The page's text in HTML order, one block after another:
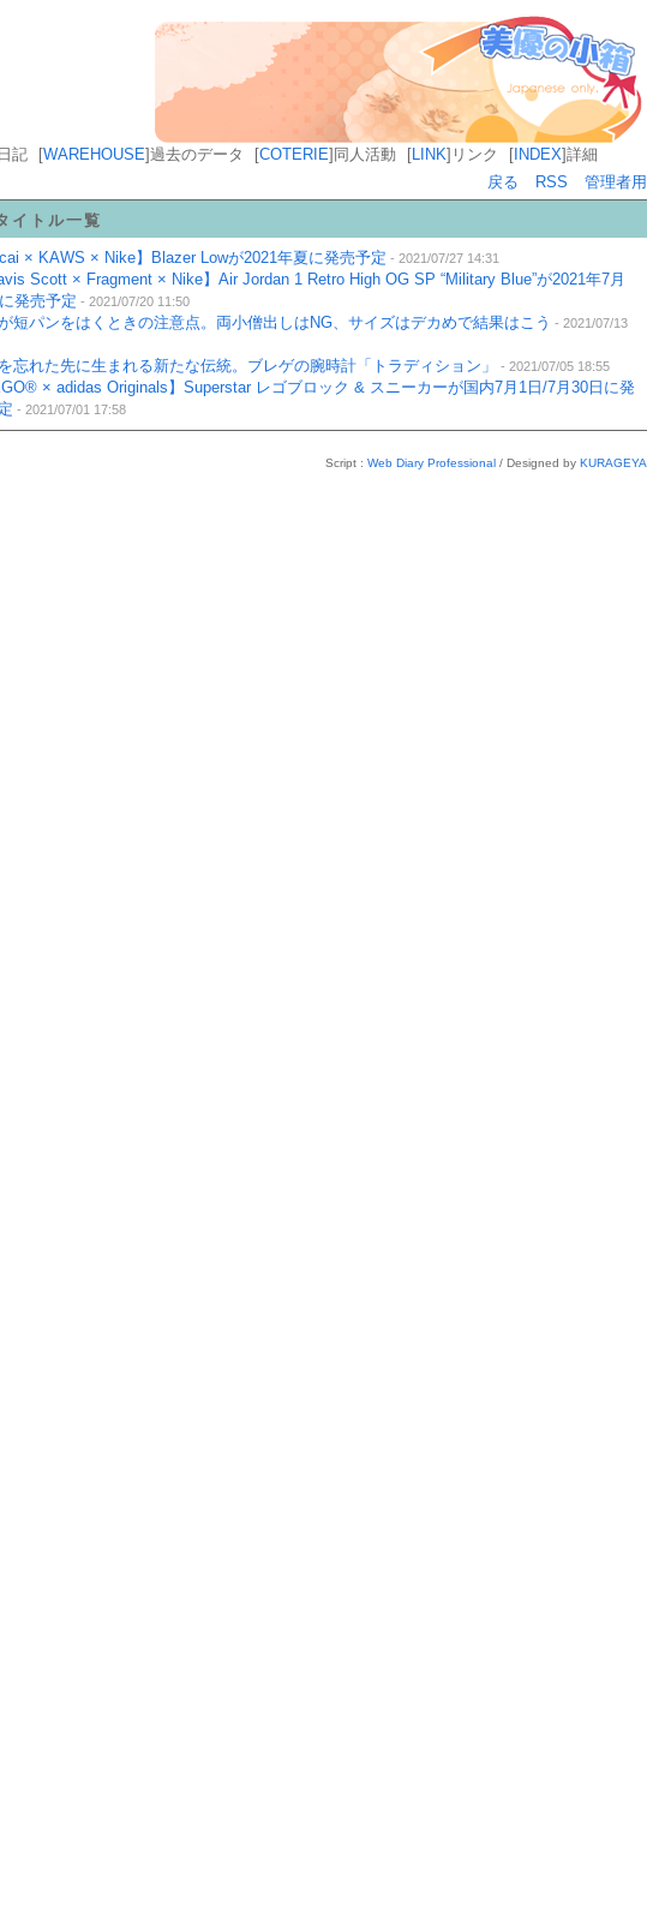
日記 [WAREHOUSE]過去のデータ [COTERIE] 同人活動 [LINK] リンク [ INDEX]詳細
戻る
RSS 管理者用
イトル一覧
× KAWS × Nike】Blazer Lowが2021年夏に発売予定 - 2021/07/27 14:31
Scott × Fragment × Nike】Air Jordan 1 Retro High OG SP “Military Blue”が2021年7月
発売予定 - 2021/07/20 11:50
短パンをはくときの注意点。両小僧出しはNG、サイズはデカめで結果はこう - 2021/07/13
忘れた先に生まれる新たな伝統。ブレゲの腕時計「トラディション」 - 2021/07/05 18:55
× adidas Originals】Superstar レゴブロック & スニーカーが国内7月1日/7月30日に発
- 2021/07/01 17:58
Script : Web Diary Professional / Designed by KURAGEYA